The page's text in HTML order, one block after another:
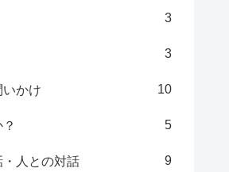
3
3
かけ 10
5
・人との対話 9